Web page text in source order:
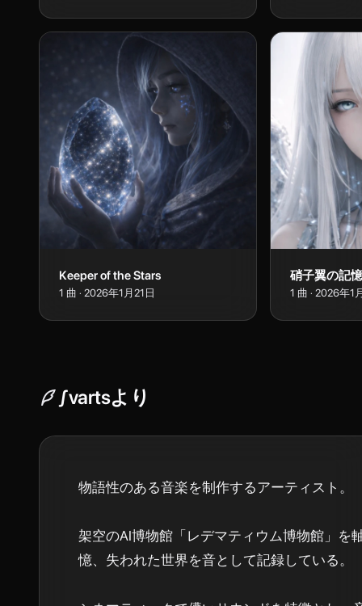
Keeper of the Stars
1 曲 · 2026年1月21日
硝子翼の記憶
1 曲 · 2026年1
∫vartsより
物語性のある音楽を制作するアーティスト。
架空のAI博物館「レデマティウム博物館」を
憶、失われた世界を音として記録している。